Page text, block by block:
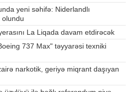
yeni səhifə: Niderlandlı
olundu
La Liqada davam etdirəcək
737 Max" təyyarəsi texniki
narkotik, geriyə miqrant daşıyan